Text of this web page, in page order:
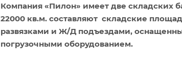
Компания «Пилон» имеет две складских
22000 кв.м. составляют складские
развязками и Ж/Д подъездами,
погрузочными оборудованием.